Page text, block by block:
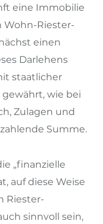
eine Immobilie
Wohn-Riester-
einen
Darlehens
staatlicher
wie bei
Zulagen und
Summe.
„finanzielle
auf diese Weise
Riester-
sinnvoll sein,